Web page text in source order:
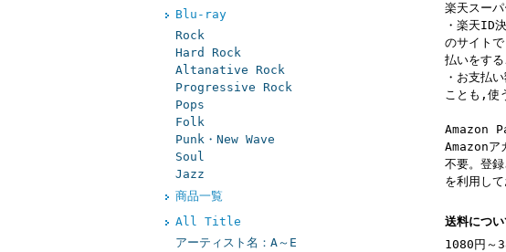
Blu-ray
Rock
Hard Rock
Altanative Rock
Progressive Rock
Pops
Folk
Punk・New Wave
Soul
Jazz
商品一覧
All Title
アーティスト名：A～E
楽天スーパ
・楽天ID
のサイト
払いをする
・お支払
ことも,使
Amazon
Amazonア
不要。登
を利用して
送料につい
1080円～